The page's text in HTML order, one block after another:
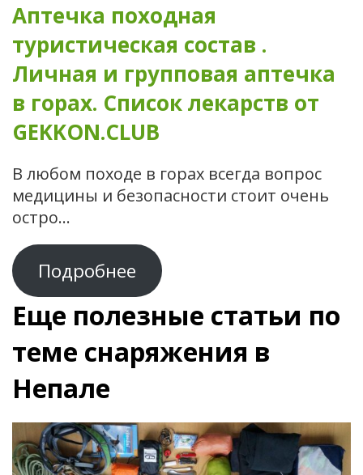
Аптечка походная
туристическая состав .
Личная и групповая аптечка
в горах. Список лекарств от
GEKKON.CLUB
В любом походе в горах всегда вопрос
медицины и безопасности стоит очень
остро…
Подробнее
Еще полезные статьи по
теме снаряжения в
Непале